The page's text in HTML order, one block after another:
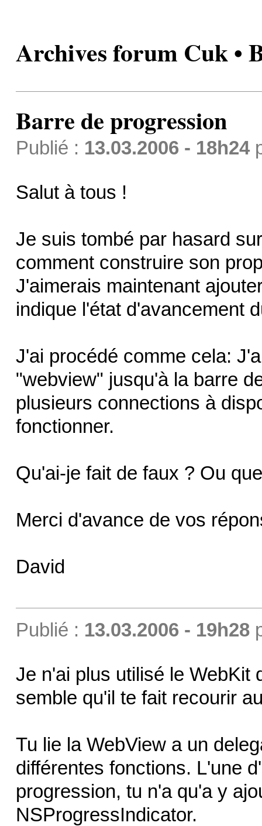
Archives forum Cuk •
Barre de progression
Publié : 13.03.2006 - 18h24
Salut à tous !
Je suis tombé par hasard
comment construire son
J'aimerais maintenant
indique l'état d'avancement
J'ai procédé comme cela:
"webview" jusqu'à la barre
plusieurs connections à
fonctionner.
Qu'ai-je fait de faux ? Ou
Merci d'avance de vos
David
Publié : 13.03.2006 - 19h28
Je n'ai plus utilisé le WebKit
semble qu'il te fait recourir
Tu lie la WebView a un
différentes fonctions. L'une
progression, tu n'a qu'a y
NSProgressIndicator.